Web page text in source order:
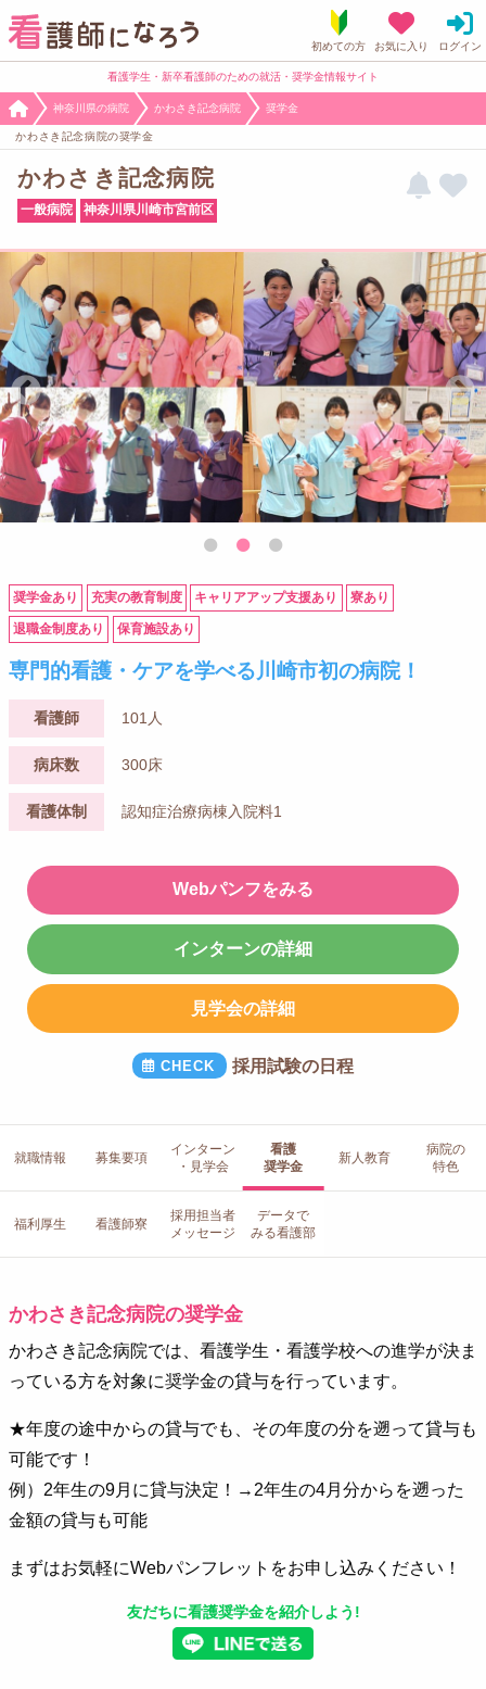
看護学生・新卒看護師のための就活・奨学金情報サイト
神奈川県の病院 かわさき記念病院 奨学金
かわさき記念病院の奨学金
かわさき記念病院
一般病院 神奈川県川崎市宮前区
奨学金あり 充実の教育制度 キャリアアップ支援あり 寮あり
退職金制度あり 保育施設あり
専門的看護・ケアを学べる川崎市初の病院！
看護師 101人
病床数 300床
看護体制 認知症治療病棟入院料1
Webパンフをみる
インターンの詳細
見学会の詳細
採用試験の日程
就職情報 募集要項
インターン
・見学会
看護
奨学金
新人教育
病院の
特色
福利厚生 看護師寮
採用担当者
メッセージ
データで
みる看護部
かわさき記念病院の奨学金
かわさき記念病院では、看護学生・看護学校への進学が決ま
っている方を対象に奨学金の貸与を行っています。
★年度の途中からの貸与でも、その年度の分を遡って貸与も
可能です！
例）2年生の9月に貸与決定！→2年生の4月分からを遡った
金額の貸与も可能
まずはお気軽にWebパンフレットをお申し込みください！
友だちに看護奨学金を紹介しよう!